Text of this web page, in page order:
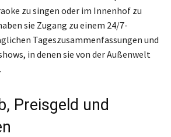
zu singen oder im Innenhof zu
sie Zugang zu einem 24/7-
Tageszusammenfassungen und
in denen sie von der Außenwelt
Preisgeld und